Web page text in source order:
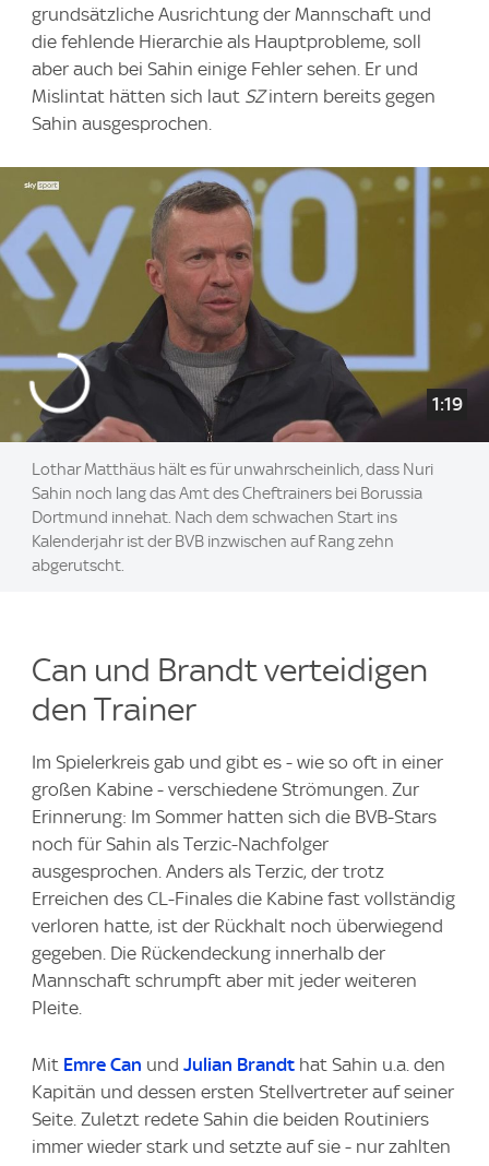
grundsätzliche Ausrichtung der Mannschaft und
die fehlende Hierarchie als Hauptprobleme, soll
aber auch bei Sahin einige Fehler sehen. Er und
Mislintat hätten sich laut SZintern bereits gegen
Sahin ausgesprochen.
1:19
Lothar Matthäus hält es für unwahrscheinlich, dass Nuri
Sahin noch lang das Amt des Cheftrainers bei Borussia
Dortmund innehat. Nach dem schwachen Start ins
Kalenderjahr ist der BVB inzwischen auf Rang zehn
abgerutscht.
Can und Brandt verteidigen
den Trainer
Im Spielerkreis gab und gibt es - wie so oft in einer
großen Kabine - verschiedene Strömungen. Zur
Erinnerung: Im Sommer hatten sich die BVB-Stars
noch für Sahin als Terzic-Nachfolger
ausgesprochen. Anders als Terzic, der trotz
Erreichen des CL-Finales die Kabine fast vollständig
verloren hatte, ist der Rückhalt noch überwiegend
gegeben. Die Rückendeckung innerhalb der
Mannschaft schrumpft aber mit jeder weiteren
Pleite.
Mit Emre Can und Julian Brandt hat Sahin u.a. den
Kapitän und dessen ersten Stellvertreter auf seiner
Seite. Zuletzt redete Sahin die beiden Routiniers
immer wieder stark und setzte auf sie - nur zahlten